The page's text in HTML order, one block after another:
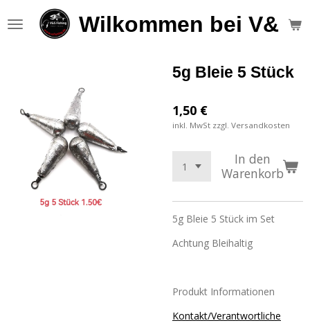
Hauptinhalt
Wilkommen bei V&S
5g Bleie 5 Stück
1,50 €
inkl. MwSt zzgl. Versandkosten
In den
Warenkorb
5g Bleie 5 Stück im Set
Achtung Bleihaltig
Produkt Informationen
Kontakt/Verantwortliche